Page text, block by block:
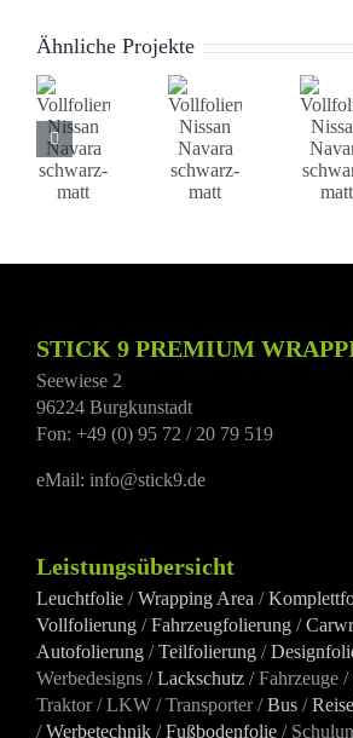
Ähnliche Projekte
Nissan
matt
Nissan
matt
STICK 9 PREMIUM
Seewiese 2
96224 Burgkunstadt
Fon: +49 (0) 95 72 / 20 79 519
eMail: info@stick9.de
Leistungsübersicht
Leuchtfolie /Wrapping Area /
Vollfolierung /Fahrzeugfolierung /
Autofolierung /Teilfolierung /
Werbedesigns /Lackschutz / Fahrzeuge
Traktor / LKW / Transporter /Bus /
/Werbetechnik /Fußbodenfolie /